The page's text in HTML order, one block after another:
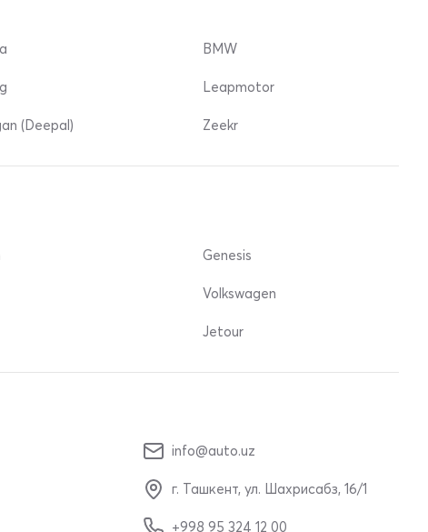
(Deepal)
BMW
Leapmotor
Zeekr
Genesis
Volkswagen
Jetour
info@auto.uz
г. Ташкент, ул. Шахрисабз, 16/1
+998 95 324 12 00